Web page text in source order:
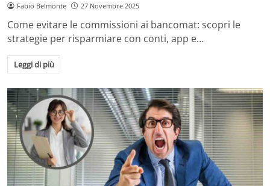
Fabio Belmonte 27 Novembre 2025
Come evitare le commissioni ai bancomat: scopri le
strategie per risparmiare con conti, app e…
Leggi di più